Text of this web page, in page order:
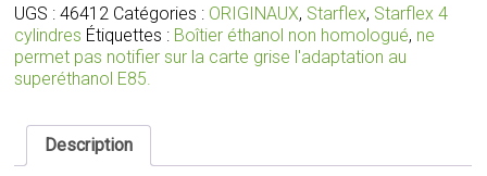
Starflex
avec
faisceau
et
adaptés
pour
vos
UGS :46412 Catégories : ORIGINAUX, Starflex, Starflex 4
cylindres Étiquettes : Boîtier éthanol non homologué, ne
permet pas notifier sur la carte grise l'adaptation au
superéthanol E85.
Description